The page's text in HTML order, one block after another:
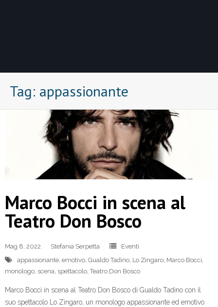
Tag: appassionante
Marco Bocci in scena al
Teatro Don Bosco
Mag 8, 2022 Stefania Serpetta
Eventi
appassionante emotivo Gualdo Tadino Lo Zingaro Marco Bocci
monologo scena spettacolo ,Teatro Don Bosco
Marco Bocci in scena al Teatro Don Bosco di Gualdo Tadino con il
suo spettacolo Lo Zingaro, un monologo appassionante ed emotivo